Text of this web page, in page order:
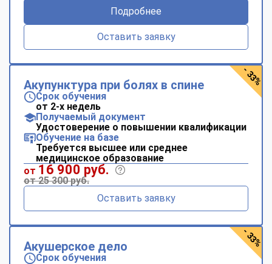
Подробнее
Оставить заявку
Акупунктура при болях в спине
Срок обучения
от 2-х недель
Получаемый документ
Удостоверение о повышении квалификации
Обучение на базе
Требуется высшее или среднее
медицинское образование
от 16 900 руб.
от 25 300 руб.
Оставить заявку
- 33%
Акушерское дело
Срок обучения
- 33%